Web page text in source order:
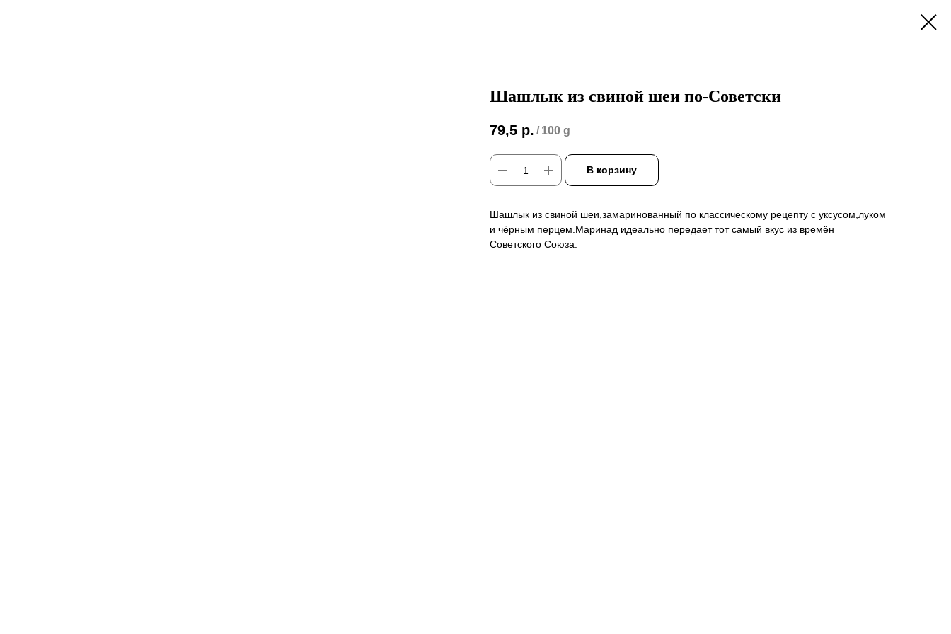
Шашлык из свиной шеи по-Советски
79,5 р. / 100 g
В корзину
Шашлык из свиной шеи,замаринованный по классическому рецепту с уксусом,луком
и чёрным перцем.Маринад идеально передает тот самый вкус из времён
Советского Союза.